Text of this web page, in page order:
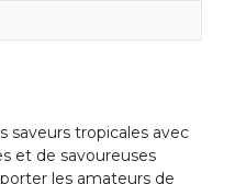
saveurs tropicales avec
et de savoureuses
les amateurs de